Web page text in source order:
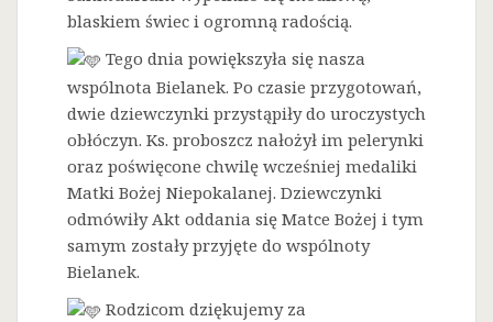
blaskiem świec i ogromną radością.
Tego dnia powiększyła się nasza
wspólnota Bielanek. Po czasie przygotowań,
dwie dziewczynki przystąpiły do uroczystych
obłóczyn. Ks. proboszcz nałożył im pelerynki
oraz poświęcone chwilę wcześniej medaliki
Matki Bożej Niepokalanej. Dziewczynki
odmówiły Akt oddania się Matce Bożej i tym
samym zostały przyjęte do wspólnoty
Bielanek.
Rodzicom dziękujemy za